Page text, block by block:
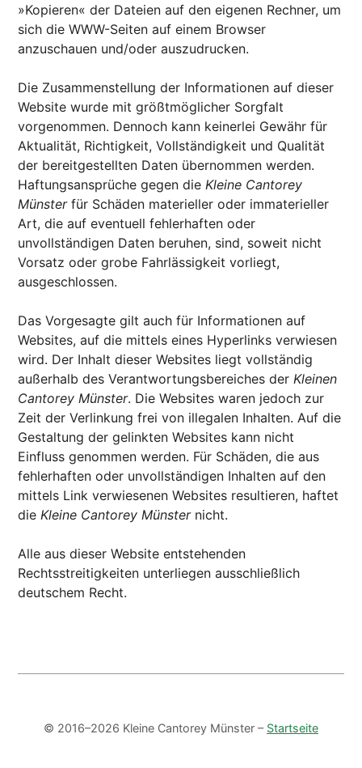
»Kopieren« der Dateien auf den eigenen Rechner, um
sich die WWW-Seiten auf einem Browser
anzuschauen und/oder auszudrucken.
Die Zusammenstellung der Informationen auf dieser
Website wurde mit größtmöglicher Sorgfalt
vorgenommen. Dennoch kann keinerlei Gewähr für
Aktualität, Richtigkeit, Vollständigkeit und Qualität
der bereitgestellten Daten übernommen werden.
Haftungsansprüche gegen die Kleine Cantorey
Münsterfür Schäden materieller oder immaterieller
Art, die auf eventuell fehlerhaften oder
unvollständigen Daten beruhen, sind, soweit nicht
Vorsatz oder grobe Fahrlässigkeit vorliegt,
ausgeschlossen.
Das Vorgesagte gilt auch für Informationen auf
Websites, auf die mittels eines Hyperlinks verwiesen
wird. Der Inhalt dieser Websites liegt vollständig
außerhalb des Verantwortungsbereiches der Kleinen
Cantorey Münster. Die Websites waren jedoch zur
Zeit der Verlinkung frei von illegalen Inhalten. Auf die
Gestaltung der gelinkten Websites kann nicht
Einfluss genommen werden. Für Schäden, die aus
fehlerhaften oder unvollständigen Inhalten auf den
mittels Link verwiesenen Websites resultieren, haftet
die Kleine Cantorey Münsternicht.
Alle aus dieser Website entstehenden
Rechtsstreitigkeiten unterliegen ausschließlich
deutschem Recht.
© 2016–2026 Kleine Cantorey Münster – Startseite